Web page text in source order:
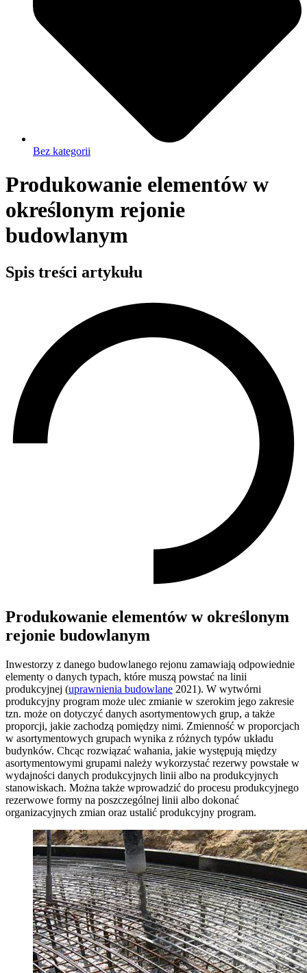
Bez kategorii
Produkowanie elementów w
określonym rejonie
budowlanym
Spis treści artykułu
Produkowanie elementów w określonym
rejonie budowlanym
Inwestorzy z danego budowlanego rejonu zamawiają odpowiednie
elementy o danych typach, które muszą powstać na linii
produkcyjnej (uprawnienia budowlane 2021). W wytwórni
produkcyjny program może ulec zmianie w szerokim jego zakresie
tzn. może on dotyczyć danych asortymentowych grup, a także
proporcji, jakie zachodzą pomiędzy nimi. Zmienność w proporcjach
w asortymentowych grupach wynika z różnych typów układu
budynków. Chcąc rozwiązać wahania, jakie występują między
asortymentowymi grupami należy wykorzystać rezerwy powstałe w
wydajności danych produkcyjnych linii albo na produkcyjnych
stanowiskach. Można także wprowadzić do procesu produkcyjnego
rezerwowe formy na poszczególnej linii albo dokonać
organizacyjnych zmian oraz ustalić produkcyjny program.